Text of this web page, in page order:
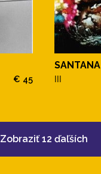
€ 45
SANTANA
III
Zobraziť 12 ďaľších